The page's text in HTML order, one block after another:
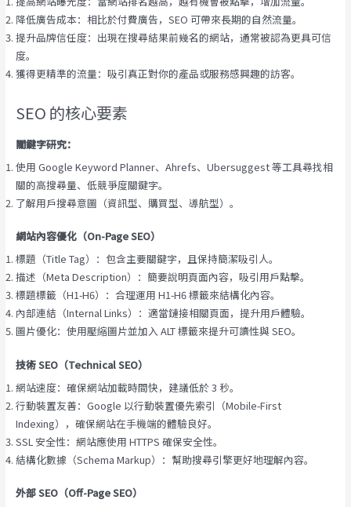
降低廣告成本：相比於付費廣告，SEO 可帶來長期的自然流量。
提升品牌信任度：出現在搜尋結果前幾名的網站，通常被認為更具可信
度。
獲得更精準的流量：吸引真正對你的產品或服務感興趣的訪客。
SEO 的核心要素
關鍵字研究：
使用 Google Keyword Planner、Ahrefs、Ubersuggest 等工具尋找相
關的高搜尋量、低競爭度關鍵字。
了解用戶搜尋意圖（資訊型、購買型、導航型）。
網站內容優化（On-Page SEO）
標題（Title Tag）：包含主要關鍵字，且保持簡潔吸引人。
描述（Meta Description）：簡要說明頁面內容，吸引用戶點擊。
標題標籤（H1-H6）：合理運用 H1-H6 標籤來結構化內容。
內部連結（Internal Links）：適當鏈接相關頁面，提升用戶體驗。
圖片優化：使用壓縮圖片並加入 ALT 標籤來提升可讀性與 SEO。
技術 SEO（Technical SEO）
網站速度：確保網站加載時間快，建議低於 3 秒。
行動裝置友善：Google 以行動裝置優先索引（Mobile-First
Indexing），確保網站在手機端的體驗良好。
SSL 安全性：網站應使用 HTTPS 確保安全性。
結構化數據（Schema Markup）：幫助搜尋引擎更好地理解內容。
外部 SEO（Off-Page SEO）